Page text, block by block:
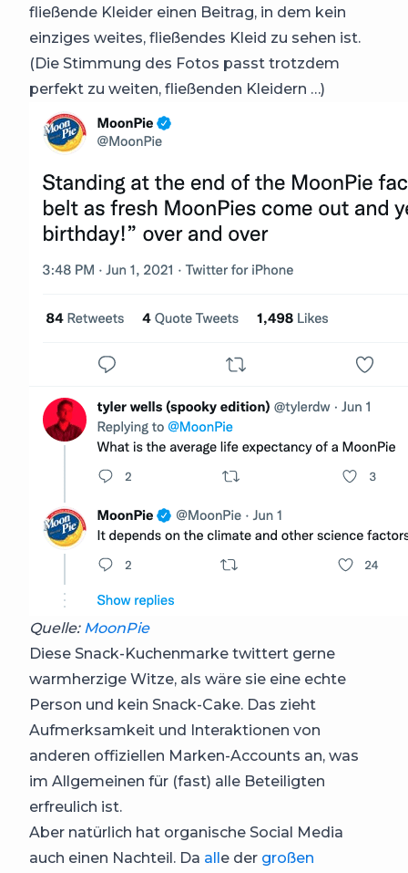
fließende Kleider einen Beitrag, in dem kein
einziges weites, fließendes Kleid zu sehen ist.
(Die Stimmung des Fotos passt trotzdem
perfekt zu weiten, fließenden Kleidern …)
Quelle: MoonPie
Diese Snack-Kuchenmarke twittert gerne
warmherzige Witze, als wäre sie eine echte
Person und kein Snack-Cake. Das zieht
Aufmerksamkeit und Interaktionen von
anderen offiziellen Marken-Accounts an, was
im Allgemeinen für (fast) alle Beteiligten
erfreulich ist.
Aber natürlich hat organische Social Media
auch einen Nachteil. Da alle der großen